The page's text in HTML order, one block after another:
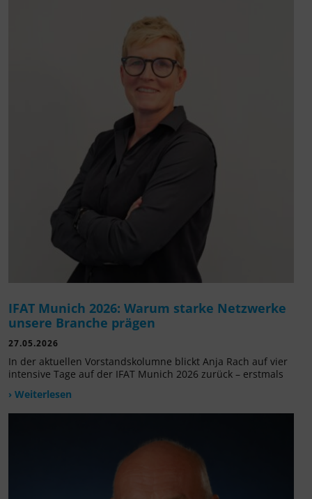
IFAT Munich 2026: Warum starke Netzwerke
unsere Branche prägen
27.05.2026
In der aktuellen Vorstandskolumne blickt Anja Rach auf vier
intensive Tage auf der IFAT Munich 2026 zurück – erstmals
› Weiterlesen